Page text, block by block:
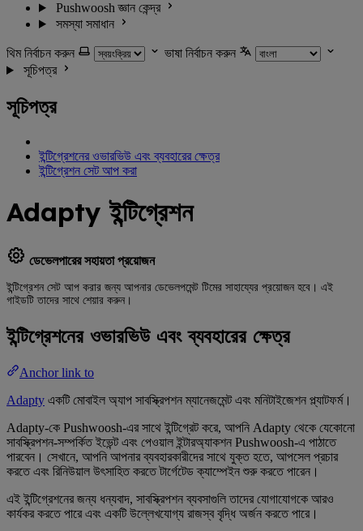
Pushwoosh জ্ঞান কেন্দ্র
সমস্যা সমাধান
থিম নির্বাচন করুন
ভাষা নির্বাচন করুন
সূচিপত্র
সূচিপত্র
ইন্টিগ্রেশনের ওভারভিউ এবং ব্যবহারের ক্ষেত্র
ইন্টিগ্রেশন সেট আপ করা
Adapty ইন্টিগ্রেশন
ডেভেলপারের সহায়তা প্রয়োজন
ইন্টিগ্রেশন সেট আপ করার জন্য আপনার ডেভেলপমেন্ট টিমের সাহায্যের প্রয়োজন হবে। এই
গাইডটি তাদের সাথে শেয়ার করুন।
ইন্টিগ্রেশনের ওভারভিউ এবং ব্যবহারের ক্ষেত্র
Anchor link to
Adapty একটি মোবাইল অ্যাপ সাবস্ক্রিপশন ম্যানেজমেন্ট এবং মনিটাইজেশন প্ল্যাটফর্ম।
Adapty-কে Pushwoosh-এর সাথে ইন্টিগ্রেট করে, আপনি Adapty থেকে যেকোনো
সাবস্ক্রিপশন-সম্পর্কিত ইভেন্ট এবং পেওয়াল ইন্টারঅ্যাকশন Pushwoosh-এ পাঠাতে
পারবেন। সেখানে, আপনি আপনার ব্যবহারকারীদের সাথে যুক্ত হতে, আপসেল প্রচার
করতে এবং রিনিউয়াল উৎসাহিত করতে টার্গেটেড ক্যাম্পেইন শুরু করতে পারেন।
এই ইন্টিগ্রেশনের জন্য ধন্যবাদ, সাবস্ক্রিপশন ব্যবসাগুলি তাদের যোগাযোগকে আরও
কার্যকর করতে পারে এবং একটি উল্লেখযোগ্য রাজস্ব বৃদ্ধি অর্জন করতে পারে।